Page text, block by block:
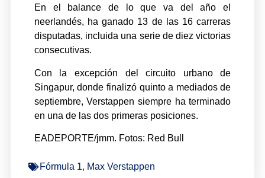
En el balance de lo que va del año el
neerlandés, ha ganado 13 de las 16 carreras
disputadas, incluida una serie de diez victorias
consecutivas.
Con la excepción del circuito urbano de
Singapur, donde finalizó quinto a mediados de
septiembre, Verstappen siempre ha terminado
en una de las dos primeras posiciones.
EADEPORTE/jmm. Fotos: Red Bull
Fórmula 1, Max Verstappen